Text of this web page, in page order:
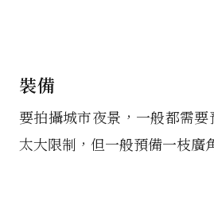
裝備
要拍攝城市夜景，一般都需
太大限制，但一般預備一枝廣